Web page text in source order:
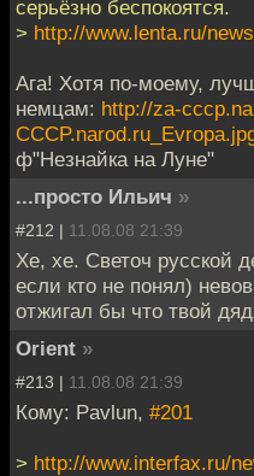
серьёзно беспокоятся.
> http://www.lenta.ru/
Ага! Хотя по-моему,
немцам: http://za-
ф"Незнайка на Луне"
...просто Ильич »
#212 | 11.08.08 21:39
Хе, хе. Светоч русской
если кто не понял)
отжигал бы что твой
Orient »
#213 | 11.08.08 21:39
Кому: Pavlun, #201
> http://www.interfax.ru/